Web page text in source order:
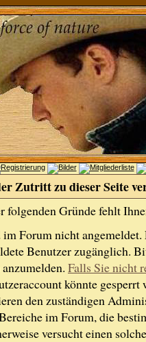
Zutritt zu dieser Seite
folgenden Gründe fehlt
im Forum nicht
Benutzer zugänglich.
Falls Sie nicht
könnte gesperrt
den zuständigen
im Forum, die
versucht einen